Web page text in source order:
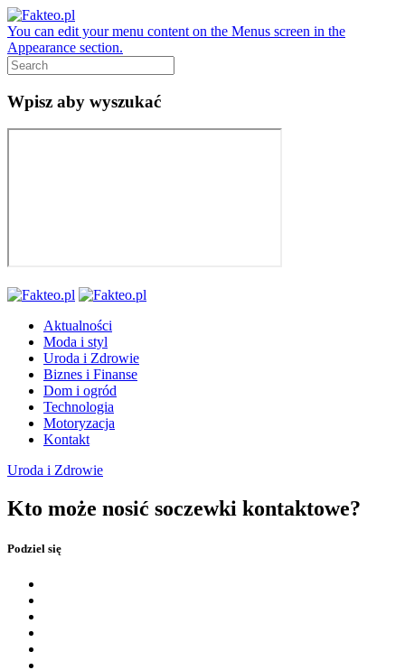
You can edit your menu content on the Menus screen in the
Appearance section.
Wpisz aby wyszukać
Aktualności
Moda i styl
Uroda i Zdrowie
Biznes i Finanse
Dom i ogród
Technologia
Motoryzacja
Kontakt
Uroda i Zdrowie
Kto może nosić soczewki kontaktowe?
Podziel się